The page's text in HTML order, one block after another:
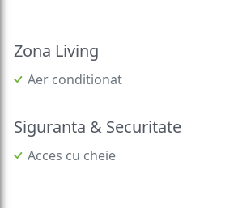
Zona Living
Aer conditionat
Siguranta & Securitate
Acces cu cheie